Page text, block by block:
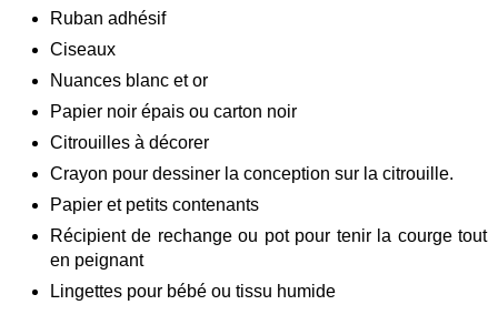
Ruban adhésif
Ciseaux
Nuances blanc et or
Papier noir épais ou carton noir
Citrouilles à décorer
Crayon pour dessiner la conception sur la citrouille.
Papier et petits contenants
Récipient de rechange ou pot pour tenir la courge tout
en peignant
Lingettes pour bébé ou tissu humide